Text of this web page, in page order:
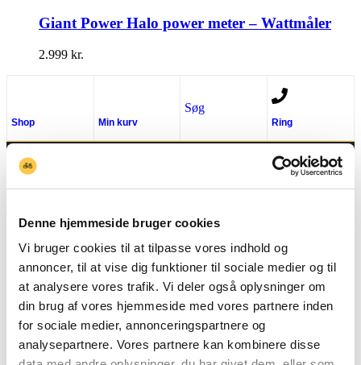
Denne hjemmeside bruger cookies
Vi bruger cookies til at tilpasse vores indhold og
annoncer, til at vise dig funktioner til sociale medier og til
at analysere vores trafik. Vi deler også oplysninger om
din brug af vores hjemmeside med vores partnere inden
for sociale medier, annonceringspartnere og
analysepartnere. Vores partnere kan kombinere disse
Giant Power Halo power meter – Wattmåler
2.999 kr.
Shop Min kurv
Søg
Ring
+45 93 80 82 10
ÅBNINGSTIDER
10.00 - 17.30 - Mandag
10.00 - 17.30 - Tirsdag
10.00 - 17.30 - Onsdag